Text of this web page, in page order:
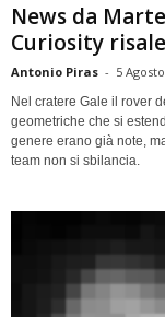
News da
Curiosity
Antonio Piras - 5
Nel cratere Gale il rover
geometriche che si
genere erano già note,
team non si sbilancia.